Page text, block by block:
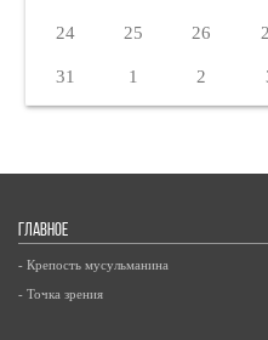
24 25 26
31 1 2
ГЛАВНОЕ
- Крепость мусульманина
- Точка зрения